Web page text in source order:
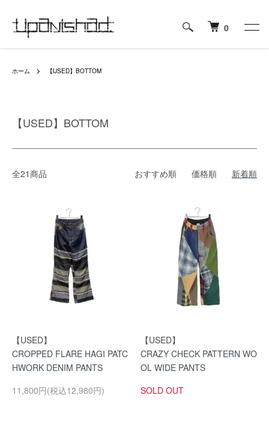
0
ホーム 【USED】BOTTOM
【USED】BOTTOM
全21商品 おすすめ順 価格順 新着順
【USED】
CROPPED FLARE HAGI PATC
HWORK DENIM PANTS
11,800円(税込12,980円)
【USED】
CRAZY CHECK PATTERN WO
OL WIDE PANTS
SOLD OUT